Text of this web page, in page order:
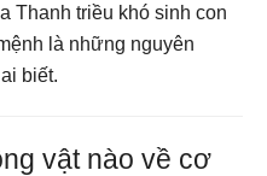
Thanh triều khó sinh con
là những nguyên
biết.
vật nào về cơ